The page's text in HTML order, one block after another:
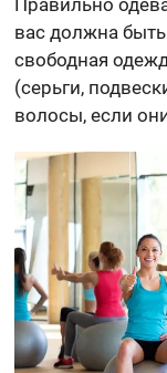
Правильно
вас должна
свободная
(серьги,
волосы, если